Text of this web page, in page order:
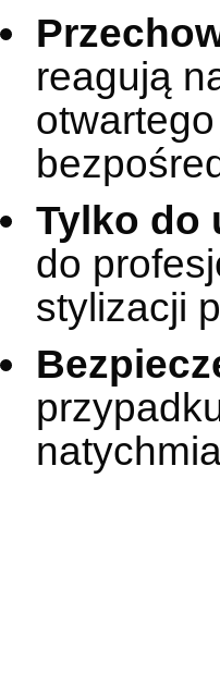
reagują
Tylko do
do
stylizacji